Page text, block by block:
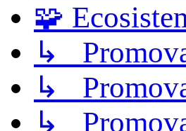
🧩
↳
↳
↳